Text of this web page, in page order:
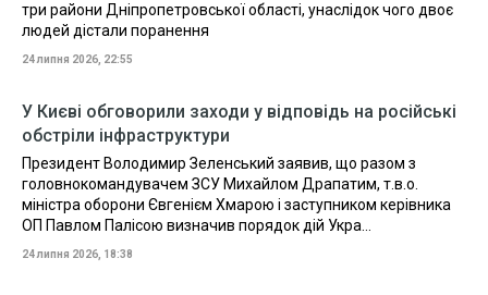
три райони Дніпропетровської області, унаслідок чого двоє
людей дістали поранення
24 липня 2026, 22:55
У Києві обговорили заходи у відповідь на російські
обстріли інфраструктури
Президент Володимир Зеленський заявив, що разом з
головнокомандувачем ЗСУ Михайлом Драпатим, т.в.о.
міністра оборони Євгенієм Хмарою і заступником керівника
ОП Павлом Палісою визначив порядок дій Укра...
24 липня 2026, 18:38